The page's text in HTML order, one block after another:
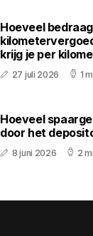
Hoeveel
krijg je per
27 juli 2026 1
Hoeveel
door het
8 juni 2026 2